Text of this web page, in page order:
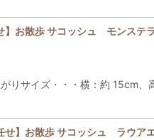
】お散歩 サコッシュ モンステ
りサイズ・・・横：約 15cm
せ】お散歩 サコッシュ ラウア